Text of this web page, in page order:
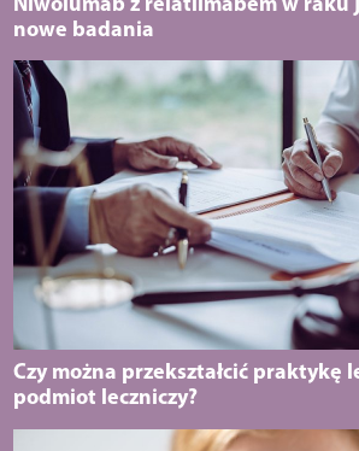
nowe badania
Czy można przekształcić praktykę
podmiot leczniczy?